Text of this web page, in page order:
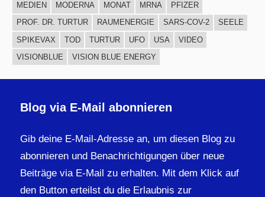
MEDIEN
MODERNA MONAT MRNA
PFIZER
PROF. DR. TURTUR
RAUMENERGIE SARS-COV-2
SEELE
SPIKEVAX
TOD TURTUR UFO USA
VIDEO
VISIONBLUE
VISION BLUE ENERGY
Blog via E-Mail abonnieren
Gib deine E-Mail-Adresse an, um diesen Blog zu
abonnieren und Benachrichtigungen über neue
Beiträge via E-Mail zu erhalten. Mit dem Klick auf
den Button erteilst du die Erlaubnis zur